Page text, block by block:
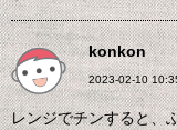
konkon
2023-02-10
レンジでチンすると、